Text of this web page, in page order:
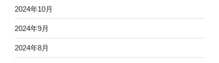
2024年10月
2024年9月
2024年8月